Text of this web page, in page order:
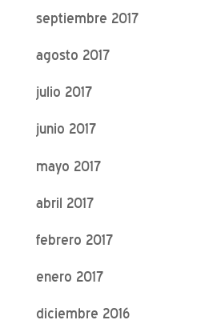
septiembre 2017
agosto 2017
julio 2017
junio 2017
mayo 2017
abril 2017
febrero 2017
enero 2017
diciembre 2016